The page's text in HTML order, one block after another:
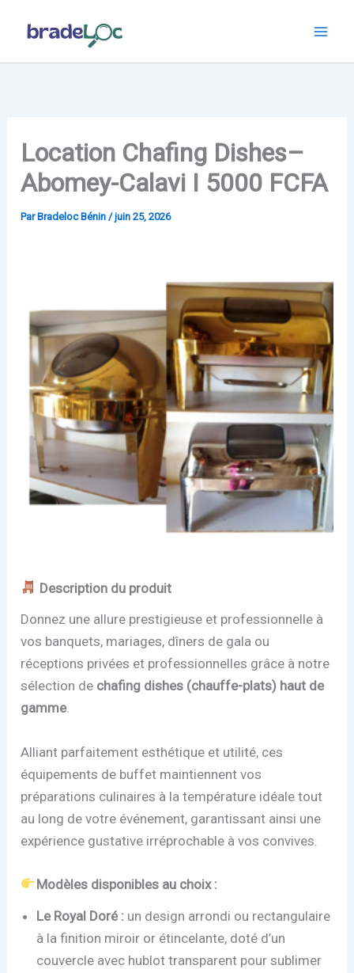
Location Chafing Dishes–
Abomey-Calavi I 5000 FCFA
ParBradeloc Bénin /juin 25, 2026
Description du produit
Donnez une allure prestigieuse et professionnelle à
vos banquets, mariages, dîners de gala ou
réceptions privées et professionnelles grâce à notre
sélection de chafing dishes (chauffe-plats) haut de
gamme.
Alliant parfaitement esthétique et utilité, ces
équipements de buffet maintiennent vos
préparations culinaires à la température idéale tout
au long de votre événement, garantissant ainsi une
expérience gustative irréprochable à vos convives.
Modèles disponibles au choix :
Le Royal Doré : un design arrondi ou rectangulaire
à la finition miroir or étincelante, doté d’un
couvercle avec hublot transparent pour sublimer